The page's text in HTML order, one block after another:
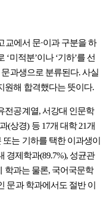
교에서 문·이과 구분을 하
미적분’이나 ‘기하’를 선
과생으로 분류된다. 사실
원해 합격했다는 뜻이다.
전공계열, 서강대 인문학
(상경) 등 17개 대학 21개
는 기하를 택한 이과생이
경제학과(89.7%), 성균관
학과는 물론, 국어국문학
문과 학과에서도 절반 이